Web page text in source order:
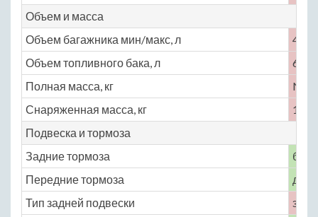
Объем и масса
Объем багажника мин/макс, л
410
Объем топливного бака, л
61
Полная масса, кг
No
Снаряженная масса, кг
1294
Подвеска и тормоза
Задние тормоза
Передние тормоза
Тип задней подвески